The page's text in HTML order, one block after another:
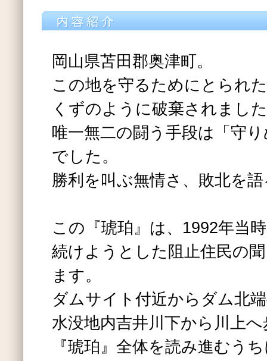
岡山県苫田郡奥津町。
この地を守るためにとられ
くずのように破棄されまし
唯一無二の闘う手段は「守
でした。
勝利を叫ぶ無情さ、敗北を
この『琥珀』は、1992年当
続けようとした阻止住民の
ます。
ダムサイト付近からダム北
水没地内吉井川下から川上
『琥珀』全体を読み進むう